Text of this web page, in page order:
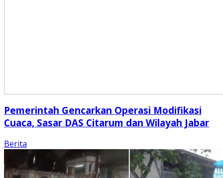
Pemerintah Gencarkan Operasi Modifikasi
Cuaca, Sasar DAS Citarum dan Wilayah Jabar
Berita